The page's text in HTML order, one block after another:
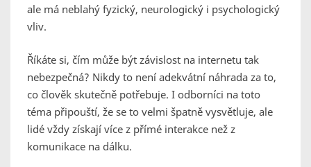
ale má neblahý fyzický, neurologický i psychologický
vliv.
Říkáte si, čím může být závislost na internetu tak
nebezpečná? Nikdy to není adekvátní náhrada za to,
co člověk skutečně potřebuje. I odborníci na toto
téma připouští, že se to velmi špatně vysvětluje, ale
lidé vždy získají více z přímé interakce než z
komunikace na dálku.